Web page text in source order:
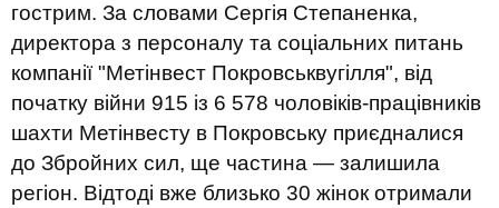
гострим. За словами Сергія Степаненка,
директора з персоналу та соціальних питань
компанії "Метінвест Покровськвугілля", від
початку війни 915 із 6 578 чоловіків-працівників
шахти Метінвесту в Покровську приєдналися
до Збройних сил, ще частина — залишила
регіон. Відтоді вже близько 30 жінок отримали